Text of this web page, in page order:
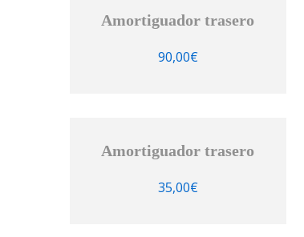
Amortiguador trasero
90,00€
Amortiguador trasero
35,00€